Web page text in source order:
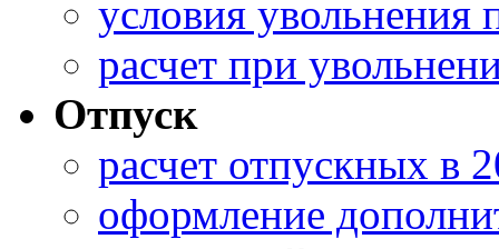
условия
расчет при
Отпуск
расчет отпускных в
оформление